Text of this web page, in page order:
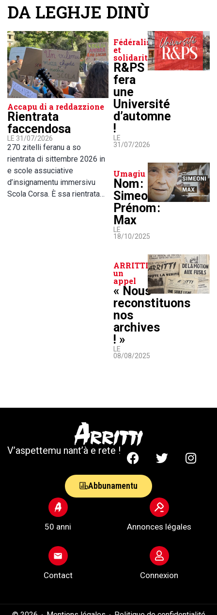
DA LEGHJE DINÙ
Accapu di a reddazzione
Rientrata
faccendosa
LE 31/07/2026
270 zitelli feranu a so
rientrata di sittembre 2026 in
e scole assuciative
d’insignamentu immersivu
Scola Corsa. È ssa rientrata…
Fédéralisme
et
solidarité
R&PS
fera
une
Université
d’automne
!
LE
31/07/2026
Umagiu
Nom :
Simeoni,
Prénom :
Max
LE
18/10/2025
ARRITTI lance
un
appel
« Nous
reconstituons
nos
archives
! »
LE
08/08/2025
V’aspettemu nant’à e rete !
50 anni Annonces légales
Contact Connexion
Abbunamentu